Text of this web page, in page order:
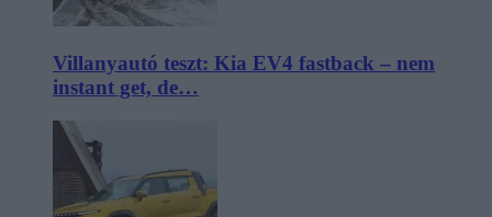
Villanyautó teszt: Kia EV4 fastback – nem
instant get, de…